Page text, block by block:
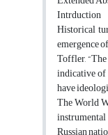
Intrduction
Historical
emergence
Toffler,
indicative of
have
The World